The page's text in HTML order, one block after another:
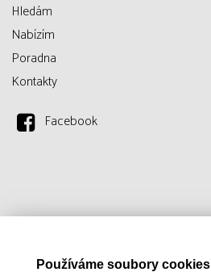
Hledám
Nabízím
Poradna
Kontakty
Facebook
Používáme soubory cookies